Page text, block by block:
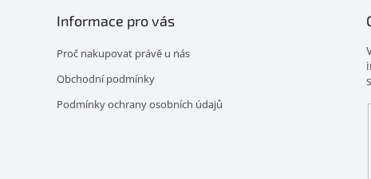
Informace pro vás
Proč nakupovat právě u nás
Obchodní podmínky
Podmínky ochrany osobních údajů